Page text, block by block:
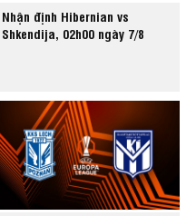
Nhận định Hibernian vs
Shkendija, 02h00 ngày 7/8